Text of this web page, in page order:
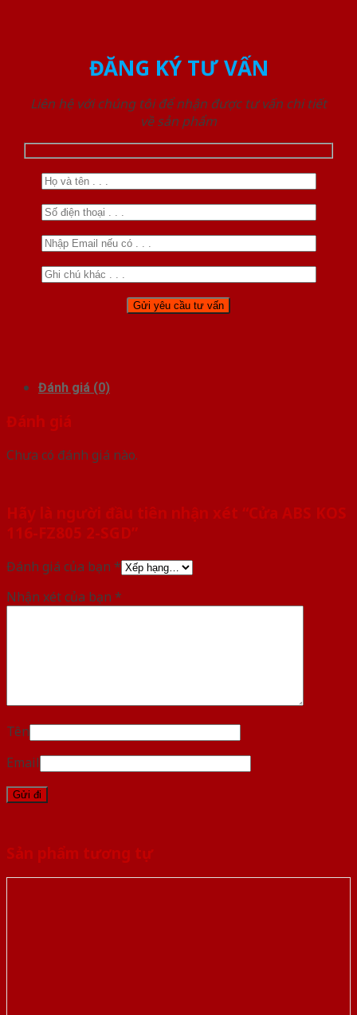
ĐĂNG KÝ TƯ VẤN
Liên hệ với chúng tôi để nhận được tư vấn chi tiết
về sản phẩm
Đánh giá (0)
Đánh giá
Chưa có đánh giá nào.
Hãy là người đầu tiên nhận xét “Cửa ABS KOS
116-FZ805 2-SGD”
Đánh giá của bạn *
Nhận xét của bạn *
Tên
Email
Sản phẩm tương tự